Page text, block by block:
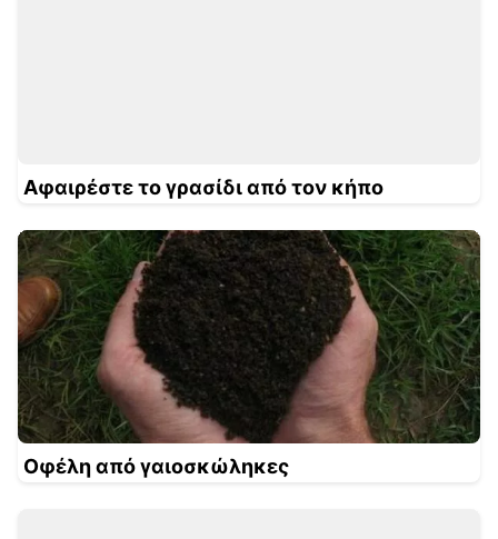
Αφαιρέστε το γρασίδι από τον κήπο
Οφέλη από γαιοσκώληκες